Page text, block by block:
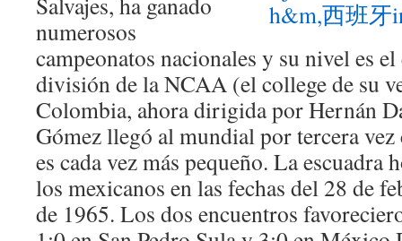
numerosos
campeonatos nacionales y su nivel es
división de la NCAA (el college de su
Colombia, ahora dirigida por Hernán
Gómez llegó al mundial por tercera
es cada vez más pequeño. La escuadra
los mexicanos en las fechas del 28 de
de 1965. Los dos encuentros